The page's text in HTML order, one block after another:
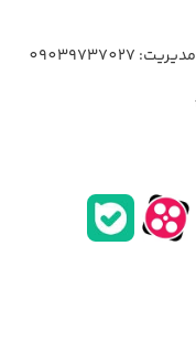
مدیریت: 09039737027